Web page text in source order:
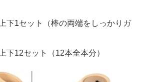
上下1セット（棒の両端をしっかりガ
上下12セット（12本全本分）